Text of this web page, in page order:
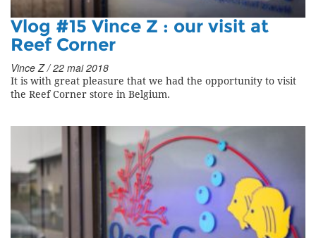
Vlog #15 Vince Z : our visit at
Reef Corner
Vince Z / 22 mai 2018
It is with great pleasure that we had the opportunity to visit
the Reef Corner store in Belgium.